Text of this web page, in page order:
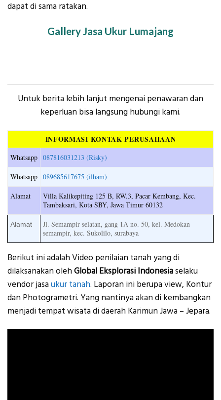
dapat di sama ratakan.
Gallery Jasa Ukur Lumajang
Untuk berita lebih lanjut mengenai penawaran dan
keperluan bisa langsung hubungi kami.
INFORMASI KONTAK PERUSAHAAN
Whatsapp 087816031213 (Risky)
Whatsapp 089685617675 (ilham)
Alamat
Villa Kalikepiting 125 B, RW.3, Pacar Kembang, Kec.
Tambaksari, Kota SBY, Jawa Timur 60132
Alamat
Jl. Semampir selatan, gang 1A no. 50, kel. Medokan
semampir, kec. Sukolilo, surabaya
Berikut ini adalah Video penilaian tanah yang di
dilaksanakan olehGlobal Eksplorasi Indonesiaselaku
vendor jasaukur tanah. Laporan ini berupa view, Kontur
dan Photogrametri. Yang nantinya akan di kembangkan
menjadi tempat wisata di daerah Karimun Jawa – Jepara.